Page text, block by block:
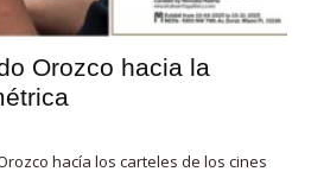
Orozco hacia la
hacía los carteles de los cines